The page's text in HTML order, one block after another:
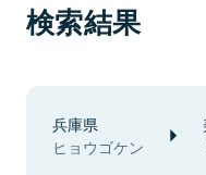
検索結果
兵庫県
ヒョウゴケン